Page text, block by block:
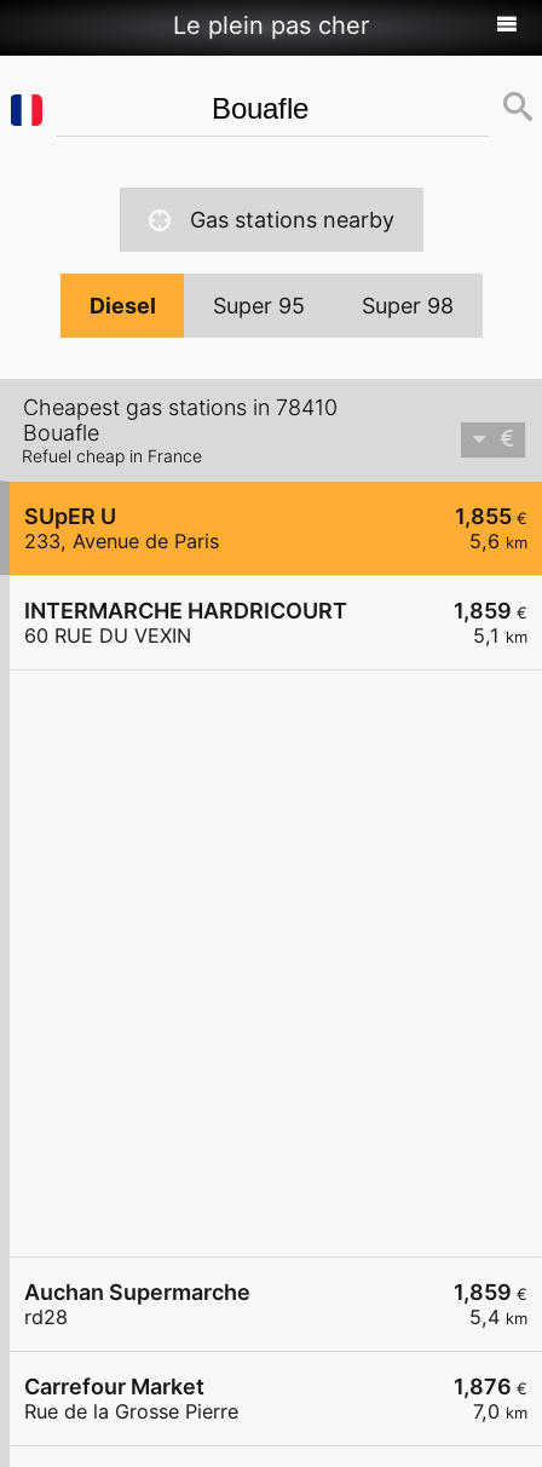
Le plein pas cher
Gas stations nearby
Diesel Super 95 Super 98
Cheapest gas stations in 78410
Bouafle
Refuel cheap in France
1,855 €
5,6 km
SUpER U
233, Avenue de Paris
1,859 €
5,1 km
INTERMARCHE HARDRICOURT
60 RUE DU VEXIN
1,859 €
5,4 km
Auchan Supermarche
rd28
1,876 €
7,0 km
Carrefour Market
Rue de la Grosse Pierre